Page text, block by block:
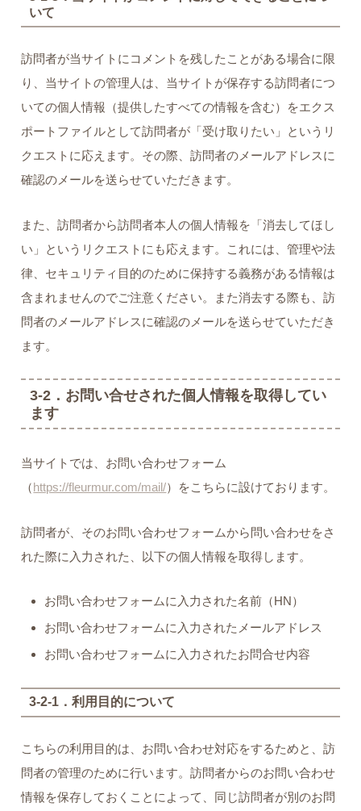
いて
訪問者が当サイトにコメントを残したことがある場合に限
り、当サイトの管理人は、当サイトが保存する訪問者につ
いての個人情報（提供したすべての情報を含む）をエクス
ポートファイルとして訪問者が「受け取りたい」というリ
クエストに応えます。その際、訪問者のメールアドレスに
確認のメールを送らせていただきます。
また、訪問者から訪問者本人の個人情報を「消去してほし
い」というリクエストにも応えます。これには、管理や法
律、セキュリティ目的のために保持する義務がある情報は
含まれませんのでご注意ください。また消去する際も、訪
問者のメールアドレスに確認のメールを送らせていただき
ます。
3-2．お問い合せされた個人情報を取得してい
ます
当サイトでは、お問い合わせフォーム
（https://fleurmur.com/mail/）をこちらに設けております。
訪問者が、そのお問い合わせフォームから問い合わせをさ
れた際に入力された、以下の個人情報を取得します。
お問い合わせフォームに入力された名前（HN）
お問い合わせフォームに入力されたメールアドレス
お問い合わせフォームに入力されたお問合せ内容
3-2-1．利用目的について
こちらの利用目的は、お問い合わせ対応をするためと、訪
問者の管理のために行います。訪問者からのお問い合わせ
情報を保存しておくことによって、同じ訪問者が別のお問